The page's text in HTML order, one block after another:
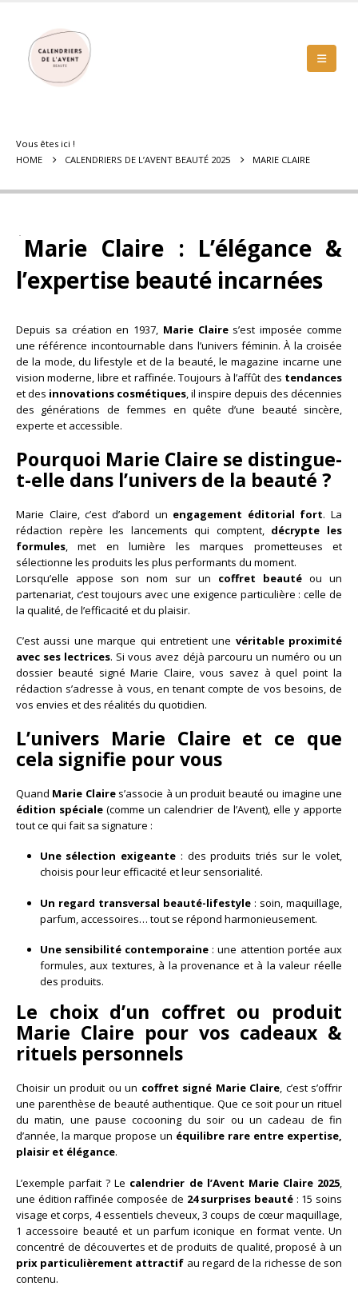
Vous êtes ici !
HOME
CALENDRIERS DE L’AVENT BEAUTÉ 2025 MARIE CLAIRE
Marie Claire : L’élégance &
l’expertise beauté incarnées
Depuis sa création en 1937, Marie Claires’est imposée comme
une référence incontournable dans l’univers féminin. À la croisée
de la mode, du lifestyle et de la beauté, le magazine incarne une
vision moderne, libre et raffinée. Toujours à l’affût des tendances
et des innovations cosmétiques, il inspire depuis des décennies
des générations de femmes en quête d’une beauté sincère,
experte et accessible.
Pourquoi Marie Claire se distingue-
t-elle dans l’univers de la beauté ?
Marie Claire, c’est d’abord un engagement éditorial fort. La
rédaction repère les lancements qui comptent, décrypte les
formules , met en lumière les marques prometteuses et
sélectionne les produits les plus performants du moment.
Lorsqu’elle appose son nom sur un coffret beauté ou un
partenariat, c’est toujours avec une exigence particulière : celle de
la qualité, de l’efficacité et du plaisir.
C’est aussi une marque qui entretient une véritable proximité
avec ses lectrices. Si vous avez déjà parcouru un numéro ou un
dossier beauté signé Marie Claire, vous savez à quel point la
rédaction s’adresse à vous, en tenant compte de vos besoins, de
vos envies et des réalités du quotidien.
L’univers Marie Claire et ce que
cela signifie pour vous
Quand Marie Claires’associe à un produit beauté ou imagine une
édition spéciale (comme un calendrier de l’Avent), elle y apporte
tout ce qui fait sa signature :
Une sélection exigeante : des produits triés sur le volet,
choisis pour leur efficacité et leur sensorialité.
Un regard transversal beauté-lifestyle: soin, maquillage,
parfum, accessoires… tout se répond harmonieusement.
Une sensibilité contemporaine : une attention portée aux
formules, aux textures, à la provenance et à la valeur réelle
des produits.
Le choix d’un coffret ou produit
Marie Claire pour vos cadeaux &
rituels personnels
Choisir un produit ou un coffret signé Marie Claire, c’est s’offrir
une parenthèse de beauté authentique. Que ce soit pour un rituel
du matin, une pause cocooning du soir ou un cadeau de fin
d’année, la marque propose un équilibre rare entre expertise,
plaisir et élégance.
L’exemple parfait ? Le calendrier de l’Avent Marie Claire 2025,
une édition raffinée composée de 24 surprises beauté: 15 soins
visage et corps, 4 essentiels cheveux, 3 coups de cœur maquillage,
1 accessoire beauté et un parfum iconique en format vente. Un
concentré de découvertes et de produits de qualité, proposé à un
prix particulièrement attractif au regard de la richesse de son
contenu.